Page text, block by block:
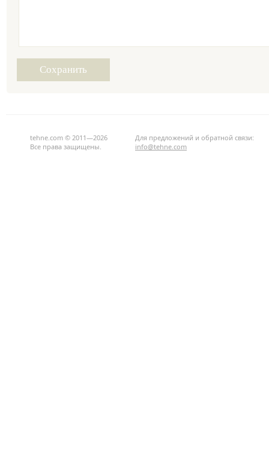
tehne.com © 2011—2026
Все права защищены.
Для предложений и обратной связи:
info@tehne.com